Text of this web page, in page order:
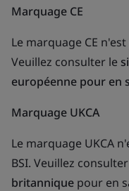
Marquage CE
Le marquage CE
Veuillez consulter le
européenne pour en
Marquage UKCA
Le marquage UKCA
BSI. Veuillez
britannique pour en